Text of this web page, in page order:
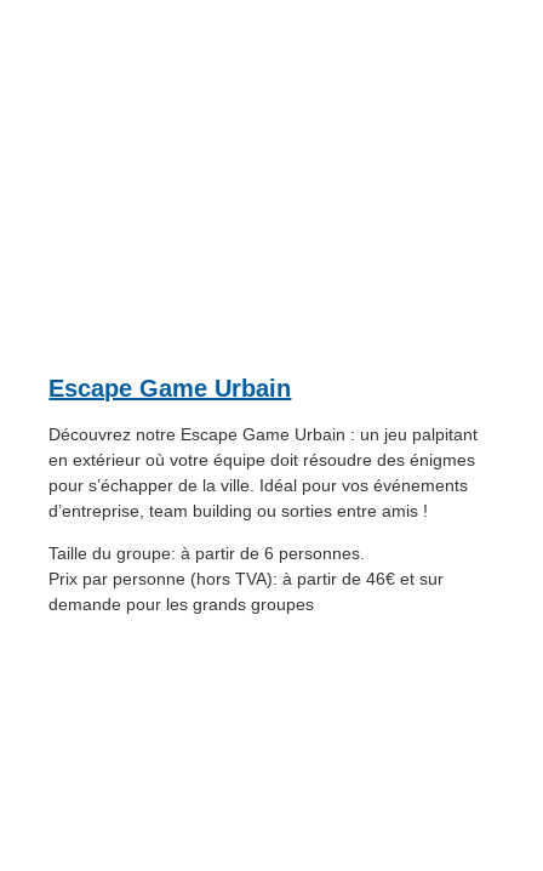
Escape Game Urbain
Découvrez notre Escape Game Urbain : un jeu palpitant
en extérieur où votre équipe doit résoudre des énigmes
pour s’échapper de la ville. Idéal pour vos événements
d’entreprise, team building ou sorties entre amis !
Taille du groupe: à partir de 6 personnes.
Prix par personne (hors TVA): à partir de 46€ et sur
demande pour les grands groupes